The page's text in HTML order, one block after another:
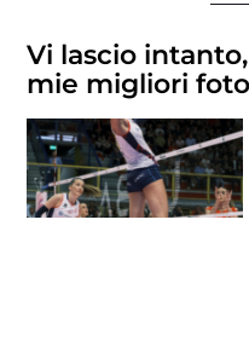
Vi lascio
mie migliori